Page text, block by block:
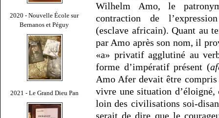
2020 - Nouvelle École sur
Bernanos et Péguy
2021 - Le Grand Dieu Pan
Wilhelm Amo, le
contraction de
(esclave africain). Quant au
par Amo après son nom, il
«a» privatif agglutiné au
forme d’impératif présent (
Amo Afer devait être
vivre une situation
loin des civilisations soi-
serait de dire que le